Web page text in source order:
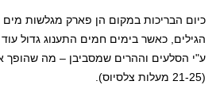
כיום הבריכות במקום הן פארק מגלשות
הגילים, כאשר בימים חמים התענוג גדול
ע"י הסלעים וההרים שמסביבן – מה שהופך
(21-25 מעלות צלסיוס).